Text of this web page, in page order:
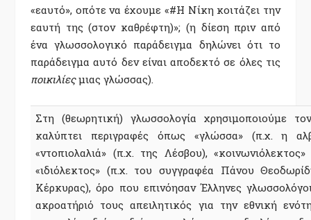
«εαυτό», οπότε να έχουμε «#Η Νίκη κοιτάζει την
εαυτή της (στον καθρέφτη)»; (η δίεση πριν από
ένα γλωσσολογικό παράδειγμα δηλώνει ότι το
παράδειγμα αυτό δεν είναι αποδεκτό σε όλες τις
ποικιλίεςμιας γλώσσας).
Στη (θεωρητική) γλωσσολογία χρησιμοποιούμε
καλύπτει περιγραφές όπως «γλώσσα» (π.χ. η
«ντοπιολαλιά» (π.χ. της Λέσβου),
«ιδιόλεκτος» (π.χ. του συγγραφέα Πάνου
Κέρκυρας), όρο που επινόησαν Έλληνες
ακροατήριό τους απειλητικός για την εθνική